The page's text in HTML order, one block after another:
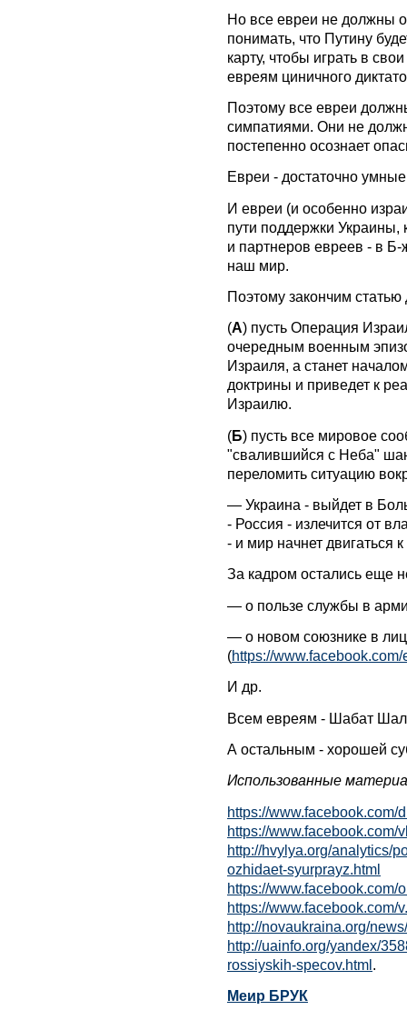
Но все евреи не должны
понимать, что Путину
карту, чтобы играть в
евреям циничного
Поэтому все евреи
симпатиями. Они не
постепенно осознает
Евреи - достаточно
И евреи (и особенно
пути поддержки Украины,
и партнеров евреев - в
наш мир.
Поэтому закончим
(А) пусть Операция
очередным военным
Израиля, а станет
доктрины и приведет к
Израилю.
(Б) пусть все мировое
"свалившийся с Неба"
переломить ситуацию
— Украина - выйдет в
- Россия - излечится от
- и мир начнет двигаться
За кадром остались еще
— о пользе службы в
— о новом союзнике в
(https://
И др.
Всем евреям - Шабат
А остальным - хорошей
Использованные
https://
https://
http://hvylya.org/analytics/
ozhidaet-syurprayz.html
https://
https://www.facebook.com/
http://novaukraina.org/
http://uainfo.org/yandex/
rossiyskih-specov.html
Меир БРУК